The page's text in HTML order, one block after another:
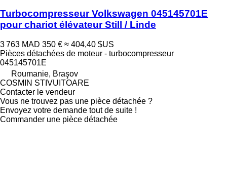
Turbocompresseur Volkswagen 045145701E
pour chariot élévateur Still / Linde
3 763 MAD 350 € ≈ 404,40 $US
Pièces détachées de moteur - turbocompresseur
045145701E
Roumanie, Braşov
COSMIN STIVUITOARE
Contacter le vendeur
Vous ne trouvez pas une pièce détachée ?
Envoyez votre demande tout de suite !
Commander une pièce détachée